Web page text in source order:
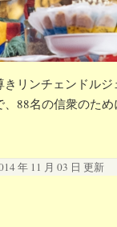
きリンチェンドル
、88名の信衆のた
年 11 月 03 日 更新